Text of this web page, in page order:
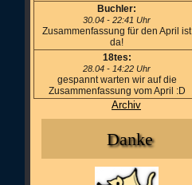
Buchler:
30.04 - 22:41 Uhr
Zusammenfassung für den April ist
da!
18tes:
28.04 - 14:22 Uhr
gespannt warten wir auf die
Zusammenfassung vom April :D
Archiv
Danke